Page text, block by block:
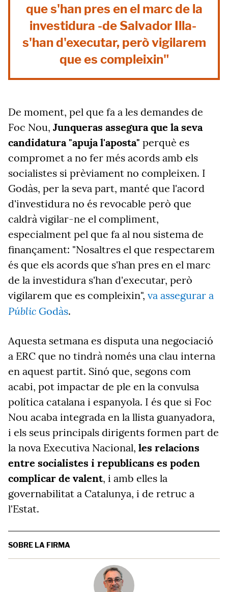
que s'han pres en el marc de la
investidura -de Salvador Illa-
s'han d'executar, però vigilarem
que es compleixin"
De moment, pel que fa a les demandes de
Foc Nou, Junqueras assegura que la seva
candidatura "apuja l'aposta" perquè es
compromet a no fer més acords amb els
socialistes si prèviament no compleixen. I
Godàs, per la seva part, manté que l'acord
d'investidura no és revocable però que
caldrà vigilar-ne el compliment,
especialment pel que fa al nou sistema de
finançament: "Nosaltres el que respectarem
és que els acords que s'han pres en el marc
de la investidura s'han d'executar, però
vigilarem que es compleixin", va assegurar a
Públic Godàs.
Aquesta setmana es disputa una negociació
a ERC que no tindrà només una clau interna
en aquest partit. Sinó que, segons com
acabi, pot impactar de ple en la convulsa
política catalana i espanyola. I és que si Foc
Nou acaba integrada en la llista guanyadora,
i els seus principals dirigents formen part de
la nova Executiva Nacional, les relacions
entre socialistes i republicans es poden
complicar de valent, i amb elles la
governabilitat a Catalunya, i de retruc a
l'Estat.
SOBRE LA FIRMA